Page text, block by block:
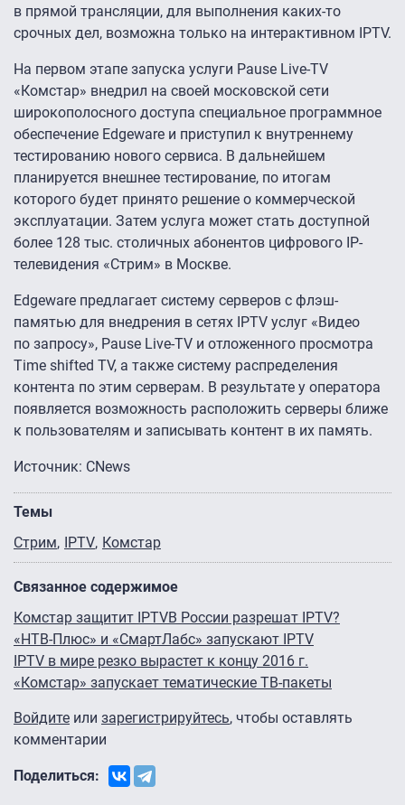
в прямой трансляции, для выполнения каких-то
срочных дел, возможна только на интерактивном IPTV.
На первом этапе запуска услуги Pause Live-TV
«Комстар» внедрил на своей московской сети
широкополосного доступа специальное программное
обеспечение Edgeware и приступил к внутреннему
тестированию нового сервиса. В дальнейшем
планируется внешнее тестирование, по итогам
которого будет принято решение о коммерческой
эксплуатации. Затем услуга может стать доступной
более 128 тыс. столичных абонентов цифрового IP-
телевидения «Стрим» в Москве.
Edgeware предлагает систему серверов с флэш-
памятью для внедрения в сетях IPTV услуг «Видео
по запросу», Pause Live-TV и отложенного просмотра
Time shifted TV, а также систему распределения
контента по этим серверам. В результате у оператора
появляется возможность расположить серверы ближе
к пользователям и записывать контент в их память.
Источник: CNews
Темы
Стрим
IPTV Комстар
Связанное содержимое
Комстар защитит IPTVВ России разрешат IPTV?
«НТВ-Плюс» и «СмартЛабс» запускают IPTV
IPTV в мире резко вырастет к концу 2016 г.
«Комстар» запускает тематические ТВ-пакеты
Войдите или зарегистрируйтесь, чтобы оставлять
комментарии
Поделиться: